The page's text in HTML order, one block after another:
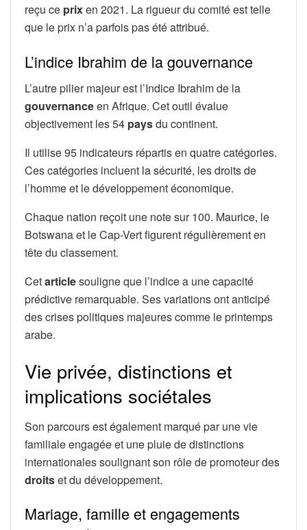
reçu ce prixen 2021. La rigueur du comité est telle
que le prix n’a parfois pas été attribué.
L’indice Ibrahim de la gouvernance
L’autre pilier majeur est l’Indice Ibrahim de la
gouvernanceen Afrique. Cet outil évalue
objectivement les 54 paysdu continent.
Il utilise 95 indicateurs répartis en quatre catégories.
Ces catégories incluent la sécurité, les droits de
l’homme et le développement économique.
Chaque nation reçoit une note sur 100. Maurice, le
Botswana et le Cap-Vert figurent régulièrement en
tête du classement.
Cetarticlesouligne que l’indice a une capacité
prédictive remarquable. Ses variations ont anticipé
des crises politiques majeures comme le printemps
arabe.
Vie privée, distinctions et
implications sociétales
Son parcours est également marqué par une vie
familiale engagée et une pluie de distinctions
internationales soulignant son rôle de promoteur des
droitset du développement.
Mariage, famille et engagements